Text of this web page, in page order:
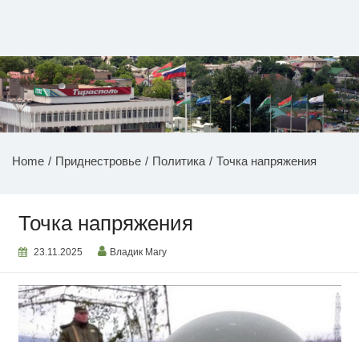
НОВОСТИ ПРИДНЕСТРОВЬЯ
Home Приднестровье Политика Точка напряжения
Точка напряжения
23.11.2025 Владик Магу